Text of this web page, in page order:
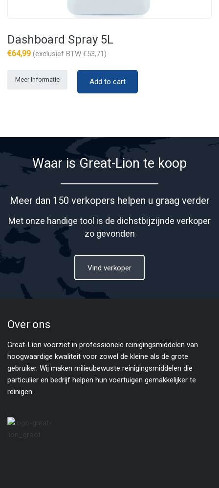
Dashboard Spray 5L
€64,99 (exclusief BTW €53,71)
Add to cart
Meer Informatie
Waar is Great-Lion te koop
Meer dan 150 verkopers helpen u graag verder
Met onze handige tool is de dichstbijzijnde verkoper
zo gevonden
Vind verkoper
Over ons
Great-Lion voorziet in professionele reinigingsmiddelen van
hoogwaardige kwaliteit voor zowel de kleine als de grote
gebruiker. Wij maken milieubewuste reinigingsmiddelen die
particulier en bedrijf helpen hun voertuigen gemakkelijker te
reinigen.